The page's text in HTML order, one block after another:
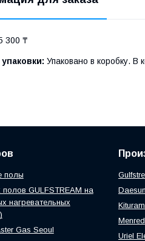
300 ₸
Упаковано в коробку. В
полы
GULFSTREAM на
нагревательных
Gas Seoul
Menred
Uriel